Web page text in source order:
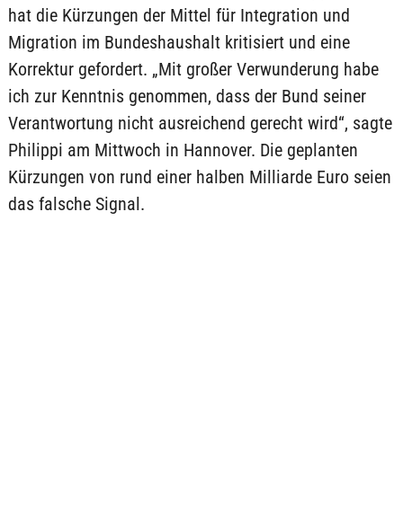
hat die Kürzungen der Mittel für Integration und
Migration im Bundeshaushalt kritisiert und eine
Korrektur gefordert. „Mit großer Verwunderung habe
ich zur Kenntnis genommen, dass der Bund seiner
Verantwortung nicht ausreichend gerecht wird“, sagte
Philippi am Mittwoch in Hannover. Die geplanten
Kürzungen von rund einer halben Milliarde Euro seien
das falsche Signal.